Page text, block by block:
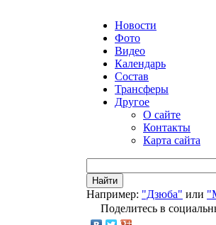
Новости
Фото
Видео
Календарь
Состав
Трансферы
Другое
О сайте
Контакты
Карта сайта
Найти
Например: "Дзюба" или
Поделитесь в